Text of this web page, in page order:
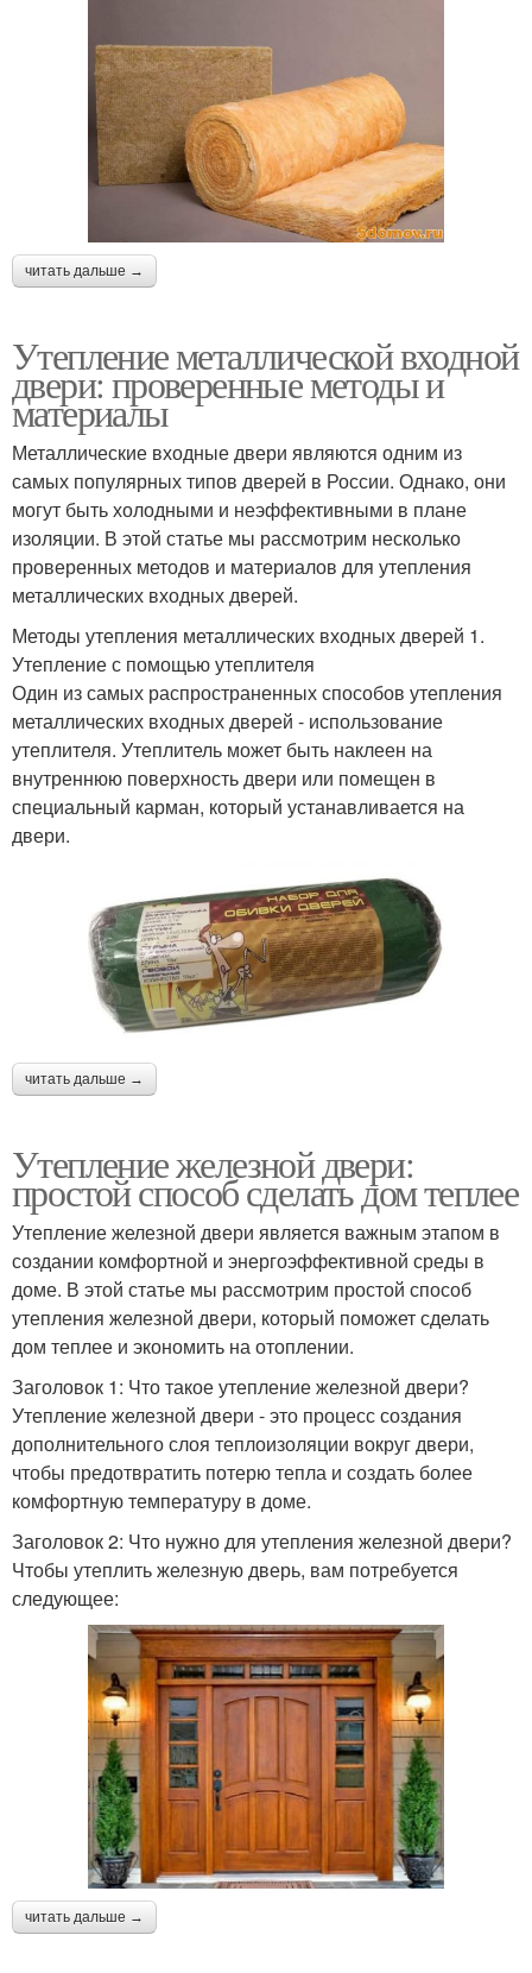
читать дальше →
Утепление металлической входной
двери: проверенные методы и
материалы
Металлические входные двери являются одним из
самых популярных типов дверей в России. Однако, они
могут быть холодными и неэффективными в плане
изоляции. В этой статье мы рассмотрим несколько
проверенных методов и материалов для утепления
металлических входных дверей.
Методы утепления металлических входных дверей 1.
Утепление с помощью утеплителя
Один из самых распространенных способов утепления
металлических входных дверей - использование
утеплителя. Утеплитель может быть наклеен на
внутреннюю поверхность двери или помещен в
специальный карман, который устанавливается на
двери.
читать дальше →
Утепление железной двери:
простой способ сделать дом теплее
Утепление железной двери является важным этапом в
создании комфортной и энергоэффективной среды в
доме. В этой статье мы рассмотрим простой способ
утепления железной двери, который поможет сделать
дом теплее и экономить на отоплении.
Заголовок 1: Что такое утепление железной двери?
Утепление железной двери - это процесс создания
дополнительного слоя теплоизоляции вокруг двери,
чтобы предотвратить потерю тепла и создать более
комфортную температуру в доме.
Заголовок 2: Что нужно для утепления железной двери?
Чтобы утеплить железную дверь, вам потребуется
следующее:
читать дальше →